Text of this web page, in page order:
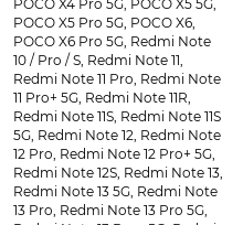
POCO X4 Pro 5G, POCO X5 5G,
POCO X5 Pro 5G, POCO X6,
POCO X6 Pro 5G, Redmi Note
10 / Pro / S, Redmi Note 11,
Redmi Note 11 Pro, Redmi Note
11 Pro+ 5G, Redmi Note 11R,
Redmi Note 11S, Redmi Note 11S
5G, Redmi Note 12, Redmi Note
12 Pro, Redmi Note 12 Pro+ 5G,
Redmi Note 12S, Redmi Note 13,
Redmi Note 13 5G, Redmi Note
13 Pro, Redmi Note 13 Pro 5G,